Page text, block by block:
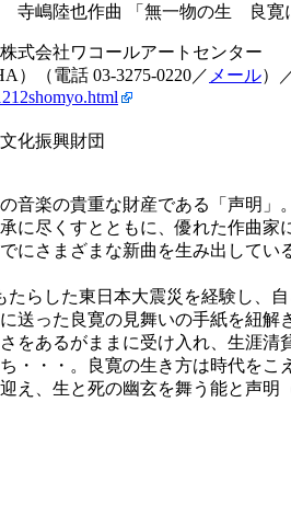
寺嶋陸也作曲 「無一物の生 良寛
式会社ワコールアートセンター
）（電話 03-3275-0220／ メール）
化振興財団
音楽の貴重な財産である「声明」
に尽くすとともに、優れた作曲
にさまざまな新曲を生み出して
らした東日本大震災を経験し、
送った良寛の見舞いの手紙を紐
をあるがままに受け入れ、生涯清
・・・。良寛の生き方は時代をこ
え、生と死の幽玄を舞う能と声明